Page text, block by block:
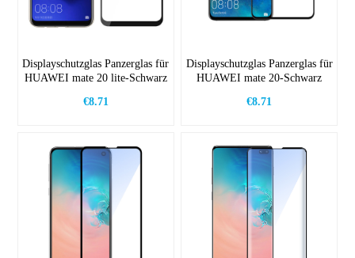
Displayschutzglas Panzerglas für
HUAWEI mate 20 lite-Schwarz
€8.71
Displayschutzglas Panzerglas für
HUAWEI mate 20-Schwarz
€8.71